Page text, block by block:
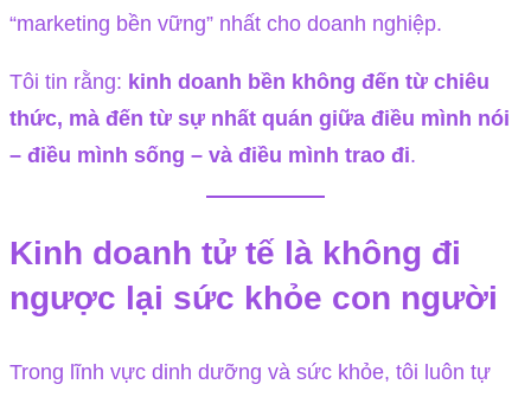
“marketing bền vững” nhất cho doanh nghiệp.
Tôi tin rằng: kinh doanh bền không đến từ chiêu
thức, mà đến từ sự nhất quán giữa điều mình nói
– điều mình sống – và điều mình trao đi.
Kinh doanh tử tế là không đi
ngược lại sức khỏe con người
Trong lĩnh vực dinh dưỡng và sức khỏe, tôi luôn tự